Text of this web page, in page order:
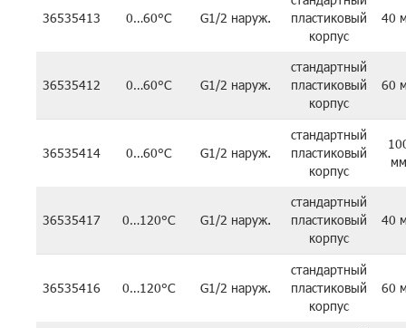
36535413 0…60°C G1/2 наруж.
пластиковый
корпус
40
36535412 0…60°C G1/2 наруж.
стандартный
пластиковый
корпус
60
36535414 0…60°C G1/2 наруж.
стандартный
пластиковый
корпус
мм
36535417 0…120°C G1/2 наруж.
стандартный
пластиковый
корпус
40
36535416 0…120°C G1/2 наруж.
стандартный
пластиковый
корпус
60